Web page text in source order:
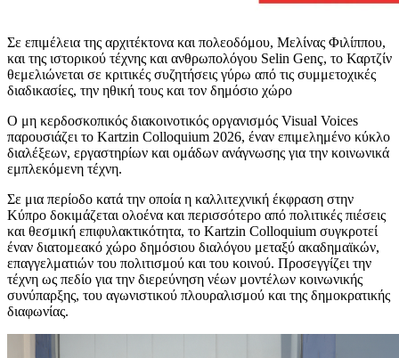
Σε επιμέλεια της αρχιτέκτονα και πολεοδόμου, Μελίνας Φιλίππου,
και της ιστορικού τέχνης και ανθρωπολόγου Selin Genç, το Καρτζίν
θεμελιώνεται σε κριτικές συζητήσεις γύρω από τις συμμετοχικές
διαδικασίες, την ηθική τους και τον δημόσιο χώρο
Ο μη κερδοσκοπικός διακοινοτικός οργανισμός Visual Voices
παρουσιάζει το Kartzin Colloquium 2026, έναν επιμελημένο κύκλο
διαλέξεων, εργαστηρίων και ομάδων ανάγνωσης για την κοινωνικά
εμπλεκόμενη τέχνη.
Σε μια περίοδο κατά την οποία η καλλιτεχνική έκφραση στην
Κύπρο δοκιμάζεται ολοένα και περισσότερο από πολιτικές πιέσεις
και θεσμική επιφυλακτικότητα, το Kartzin Colloquium συγκροτεί
έναν διατομεακό χώρο δημόσιου διαλόγου μεταξύ ακαδημαϊκών,
επαγγελματιών του πολιτισμού και του κοινού. Προσεγγίζει την
τέχνη ως πεδίο για την διερεύνηση νέων μοντέλων κοινωνικής
συνύπαρξης, του αγωνιστικού πλουραλισμού και της δημοκρατικής
διαφωνίας.